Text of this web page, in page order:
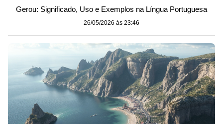
Gerou: Significado, Uso e Exemplos na Língua Portuguesa
26/05/2026 às 23:46